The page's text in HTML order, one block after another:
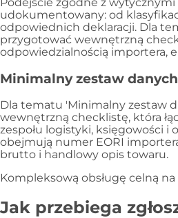
Podejście zgodne z
udokumentowany: od
odpowiednich deklaracji. Dla
przygotować wewnętrzną
odpowiedzialnością importera,
Minimalny zestaw
Dla tematu 'Minimalny zestaw
wewnętrzną checklistę, która
zespołu logistyki, księgowości i
obejmują numer EORI
brutto i handlowy opis towaru.
Kompleksową obsługę celną
Jak przebiega